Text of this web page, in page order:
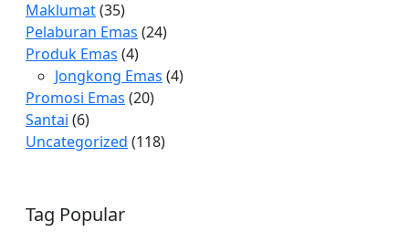
Maklumat(35)
Pelaburan Emas (24)
Produk Emas (4)
Jongkong Emas (4)
Promosi Emas (20)
Santai (6)
Uncategorized (118)
Tag Popular